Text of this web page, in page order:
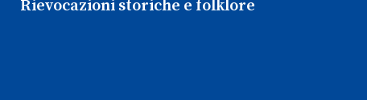
Rievocazioni storiche e folklore